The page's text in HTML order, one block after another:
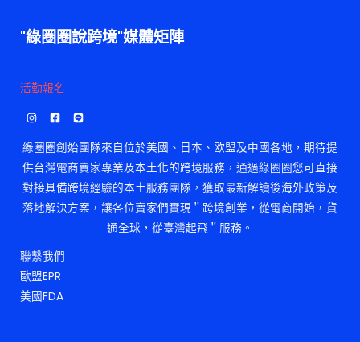
"綠圈圈說跨境"媒體矩陣
活勤報名
綠圈圈創始團隊來自位於美國、日本、欧盟及中國各地，期待提
供台灣電商賣家專業及本土化的跨境服務，通過綠圈圈您可直接
對接具備跨境經驗的本土服務團隊，獲取最新解讀後海外政策及
落地解決方案，讓各位賣家們實現＂跨境創業，從電商開始，貨
通全球，從臺灣起飛＂服務。
聯繫我們
歐盟EPR
美國FDA